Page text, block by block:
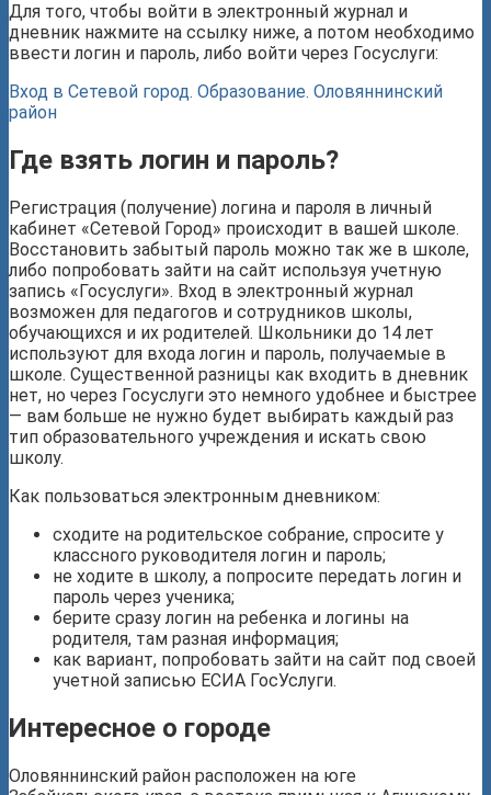
Для того, чтобы войти в электронный журнал и
дневник нажмите на ссылку ниже, а потом необходимо
ввести логин и пароль, либо войти через Госуслуги:
Вход в Сетевой город. Образование. Оловяннинский
район
Где взять логин и пароль?
Регистрация (получение) логина и пароля в личный
кабинет «Сетевой Город» происходит в вашей школе.
Восстановить забытый пароль можно так же в школе,
либо попробовать зайти на сайт используя учетную
запись «Госуслуги». Вход в электронный журнал
возможен для педагогов и сотрудников школы,
обучающихся и их родителей. Школьники до 14 лет
используют для входа логин и пароль, получаемые в
школе. Существенной разницы как входить в дневник
нет, но через Госуслуги это немного удобнее и быстрее
— вам больше не нужно будет выбирать каждый раз
тип образовательного учреждения и искать свою
школу.
Как пользоваться электронным дневником:
сходите на родительское собрание, спросите у
классного руководителя логин и пароль;
не ходите в школу, а попросите передать логин и
пароль через ученика;
берите сразу логин на ребенка и логины на
родителя, там разная информация;
как вариант, попробовать зайти на сайт под своей
учетной записью ЕСИА ГосУслуги.
Интересное о городе
Оловяннинский район расположен на юге